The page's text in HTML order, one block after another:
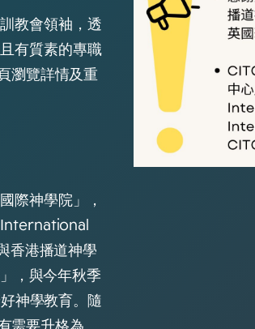
教會領袖，透
有質素的專職
瀏覽詳情及重
際神學院」，
香港播道神學
，與今年秋季
神學教育。隨